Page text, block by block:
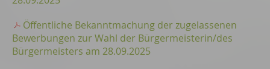
Öffentliche Bekanntmachung der zugelassenen
Bewerbungen zur Wahl der Bürgermeisterin/des
Bürgermeisters am 28.09.2025